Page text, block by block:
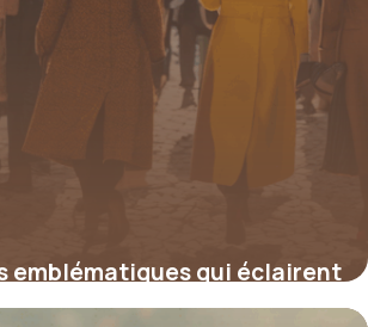
emblématiques qui éclairent
des pouvoirs